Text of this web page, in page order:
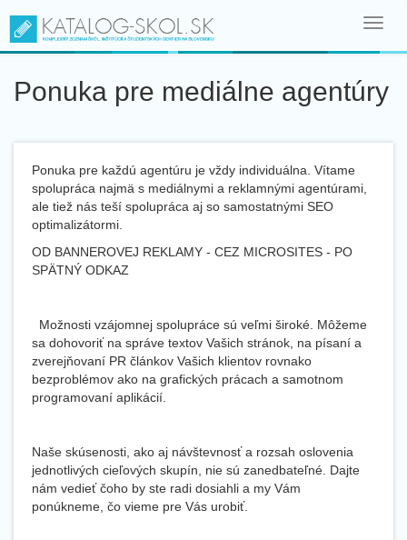
Ponuka pre mediálne agentúry
Ponuka pre každú agentúru je vždy individuálna. Vítame
spolupráca najmä s mediálnymi a reklamnými agentúrami,
ale tiež nás teší spolupráca aj so samostatnými SEO
optimalizátormi.
OD BANNEROVEJ REKLAMY - CEZ MICROSITES - PO
SPÄTNÝ ODKAZ
Možnosti vzájomnej spolupráce sú veľmi široké. Môžeme
sa dohovoriť na správe textov Vašich stránok, na písaní a
zverejňovaní PR článkov Vašich klientov rovnako
bezproblémov ako na grafických prácach a samotnom
programovaní aplikácií.
Naše skúsenosti, ako aj návštevnosť a rozsah oslovenia
jednotlivých cieľových skupín, nie sú zanedbateľné. Dajte
nám vedieť čoho by ste radi dosiahli a my Vám
ponúkneme, čo vieme pre Vás urobiť.